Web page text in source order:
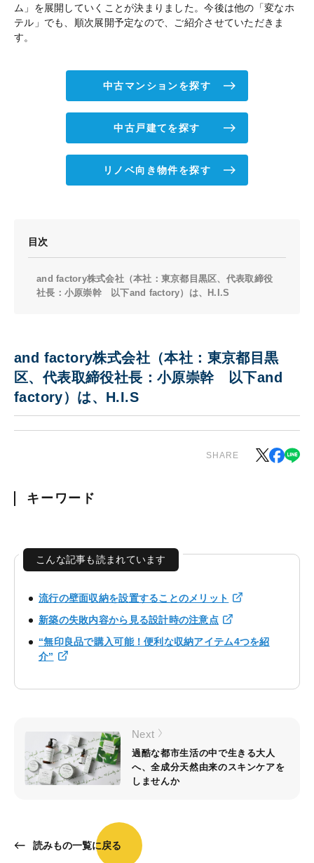
ム」を展開していくことが決まりました。今後は他の「変なホ
テル」でも、順次展開予定なので、ご紹介させていただきま
す。
中古マンションを探す
中古戸建てを探す
リノベ向き物件を探す
目次
and factory株式会社（本社：東京都目黒区、代表取締役
社長：小原崇幹 以下and factory）は、H.I.S
and factory株式会社（本社：東京都目黒
区、代表取締役社長：小原崇幹 以下and
factory）は、H.I.S
SHARE
キーワード
こんな記事も読まれています
流行の壁面収納を設置することのメリット
新築の失敗内容から見る設計時の注意点
“無印良品で購入可能！便利な収納アイテム4つを紹
介”
読みもの一覧に戻る
Next
過酷な都市生活の中で生きる大人
へ、全成分天然由来のスキンケアを
しませんか